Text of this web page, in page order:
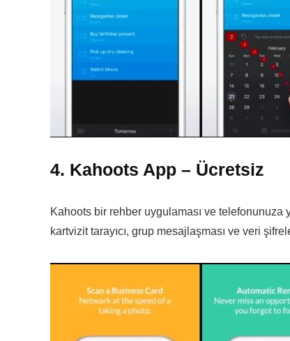
4. Kahoots App – Ücretsiz
Kahoots bir rehber uygulaması ve telefonunuza
kartvizit tarayıcı, grup mesajlaşması ve veri